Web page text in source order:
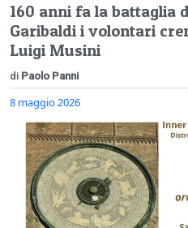
160 anni fa la battaglia
Garibaldi i volontari
Luigi Musini
di Paolo Panni
8 maggio 2026